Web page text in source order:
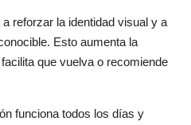
reforzar la identidad visual y a
Esto aumenta la
que vuelva o recomiende
funciona todos los días y